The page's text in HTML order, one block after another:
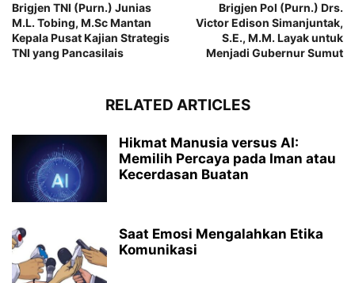
Brigjen TNI (Purn.) Junias
M.L. Tobing, M.Sc Mantan
Kepala Pusat Kajian Strategis
TNI yang Pancasilais
Brigjen Pol (Purn.) Drs.
Victor Edison Simanjuntak,
S.E., M.M. Layak untuk
Menjadi Gubernur Sumut
RELATED ARTICLES
Hikmat Manusia versus AI:
Memilih Percaya pada Iman atau
Kecerdasan Buatan
Saat Emosi Mengalahkan Etika
Komunikasi